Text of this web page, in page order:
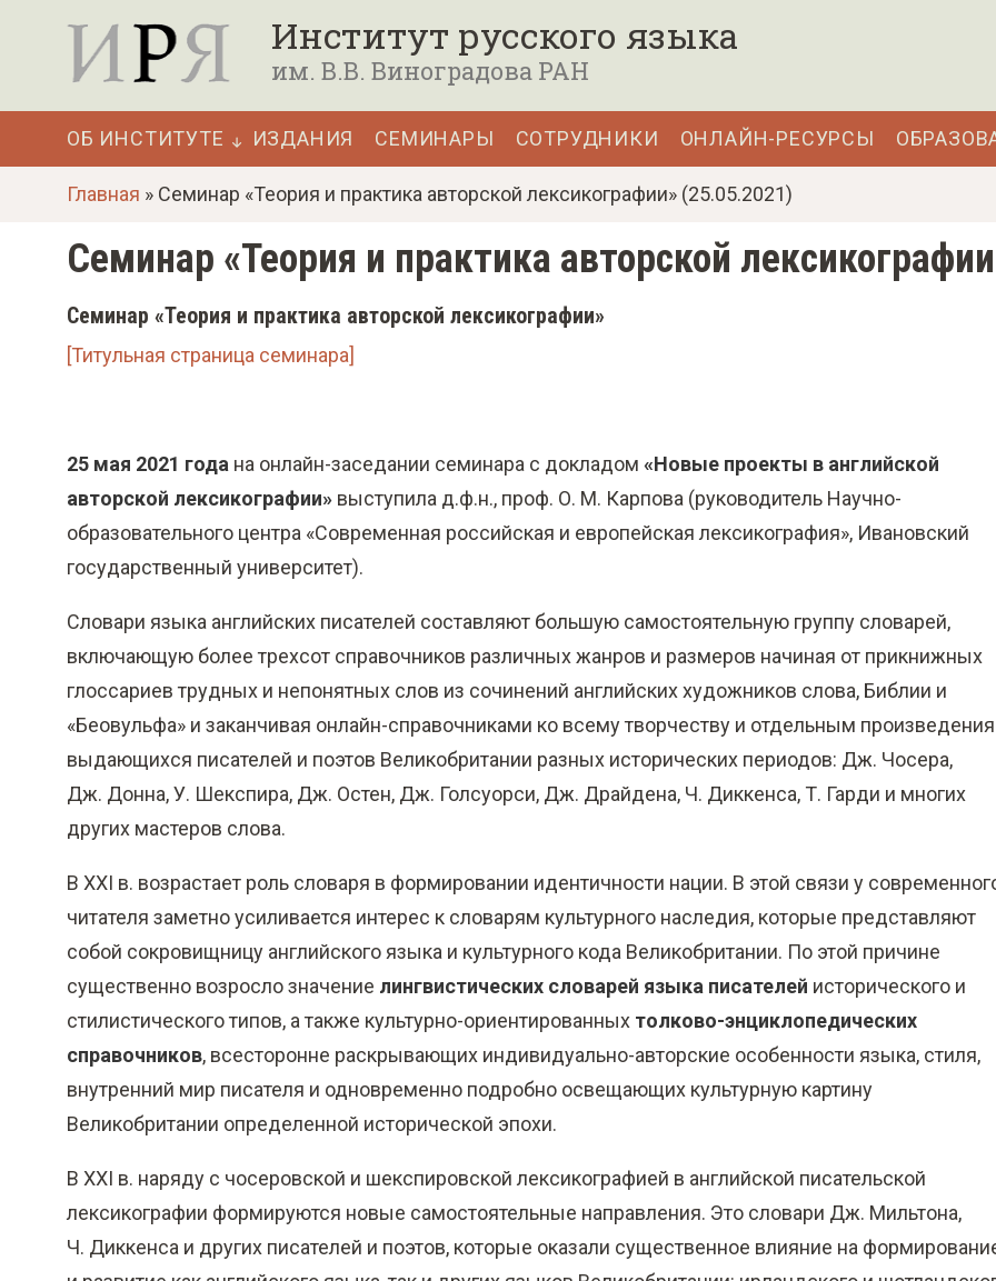
Институт русского языка
им. В.В. Виноградова РАН
Основная
навигация
ОБ ИНСТИТУТЕ ИЗДАНИЯ СЕМИНАРЫ СОТРУДНИКИ ОНЛАЙН-РЕСУРСЫ
Главная » Семинар «Теория и практика авторской лексикографии» (25.05.2021)
Семинар «Теория и практика авторской
Семинар «Теория и практика авторской лексикографии»
[Титульная страница семинара]
25 мая 2021 года на онлайн-заседании семинара с докладом «Новые проекты в английской
авторской лексикографии» выступила д.ф.н., проф. О. М. Карпова (руководитель Научно-
образовательного центра «Современная российская и европейская лексикография», Ивановский
государственный университет).
Словари языка английских писателей составляют большую самостоятельную группу словарей,
включающую более трехсот справочников различных жанров и размеров начиная от прикнижных
глоссариев трудных и непонятных слов из сочинений английских художников слова, Библии и
«Беовульфа» и заканчивая онлайн-справочниками ко всему творчеству и отдельным
выдающихся писателей и поэтов Великобритании разных исторических периодов: Дж. Чосера,
Дж. Донна, У. Шекспира, Дж. Остен, Дж. Голсуорси, Дж. Драйдена, Ч. Диккенса, Т. Гарди и многих
других мастеров слова.
В XXI в. возрастает роль словаря в формировании идентичности нации. В этой связи у
читателя заметно усиливается интерес к словарям культурного наследия, которые представляют
собой сокровищницу английского языка и культурного кода Великобритании. По этой причине
существенно возросло значение лингвистических словарей языка писателей исторического и
стилистического типов, а также культурно-ориентированных толково-энциклопедических
справочников, всесторонне раскрывающих индивидуально-авторские особенности языка, стиля,
внутренний мир писателя и одновременно подробно освещающих культурную картину
Великобритании определенной исторической эпохи.
В XXI в. наряду с чосеровской и шекспировской лексикографией в английской писательской
лексикографии формируются новые самостоятельные направления. Это словари Дж. Мильтона,
Ч. Диккенса и других писателей и поэтов, которые оказали существенное влияние на